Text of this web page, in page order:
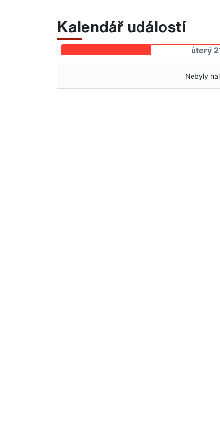
Kalendář událostí
úterý
Nebyly